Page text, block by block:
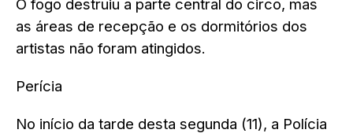
O fogo destruiu a parte central do circo, mas
as áreas de recepção e os dormitórios dos
artistas não foram atingidos.
Perícia
No início da tarde desta segunda (11), a Polícia